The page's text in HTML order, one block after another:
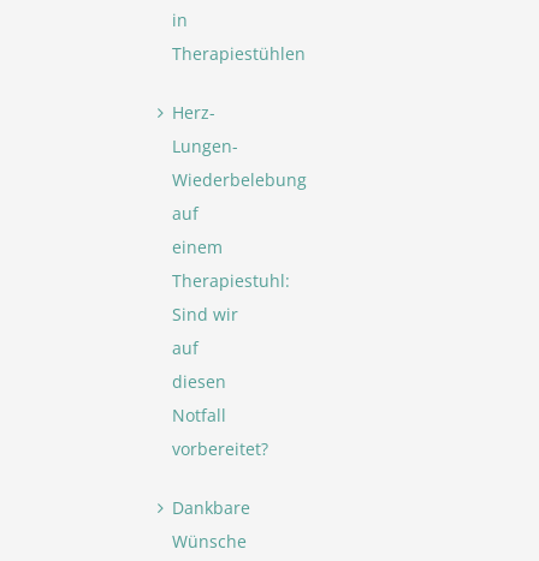
in
Therapiestühlen
Herz-
Lungen-
Wiederbelebung
auf
einem
Therapiestuhl:
Sind wir
auf
diesen
Notfall
vorbereitet?
Dankbare
Wünsche